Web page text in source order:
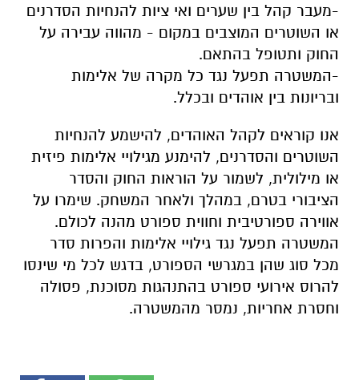
-מעבר קהל בין שערים ואי ציות להנחיות הסדרנים
או השוטרים המוצבים במקום - מהווה עבירה על
החוק ותטופל בהתאם.
-המשטרה תפעל נגד כל מקרה של אלימות
ובריונות בין אוהדים ובכלל.
אנו קוראים לקהל האוהדים, להישמע להנחיות
השוטרים והסדרנים, להימנע מגילויי אלימות פיזית
או מילולית, לשמור על הוראות החוק והסדר
הציבורי בטרם, במהלך ולאחר המשחק. שימרו על
אווירה ספורטיבית וחווית ספורט מהנה לכולם.
המשטרה תפעל נגד גילויי אלימות והפרות סדר
מכל סוג שהן במגרשי הספורט, בדגש לכל מי שינסו
להרוס אירועי ספורט בהתנהגות מסוכנת, פסולה
וחסרת אחריות, נמסר מהמשטרה.